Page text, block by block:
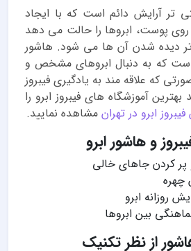
تر آرایش دائم است که با ایجاد
پوست، ابروها را حالت می دهد
دیده شدن آن ها می شود. هاشور
که به دنبال ابروهای مشخص و
که علاقه مند به یادگیری فیبروز
آموزشگاه های فیبروز ابرو را
ابرو در تهران مشاهده نمایید.
و هاشور ابرو
پر کردن جاهای خالی
چهره
روزانه ابرو
بین ابروها
از نظر تکنیک